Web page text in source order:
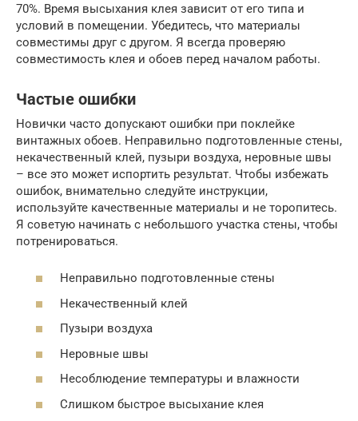
70%. Время высыхания клея зависит от его типа и
условий в помещении. Убедитесь, что материалы
совместимы друг с другом. Я всегда проверяю
совместимость клея и обоев перед началом работы.
Частые ошибки
Новички часто допускают ошибки при поклейке
винтажных обоев. Неправильно подготовленные стены,
некачественный клей, пузыри воздуха, неровные швы
– все это может испортить результат. Чтобы избежать
ошибок, внимательно следуйте инструкции,
используйте качественные материалы и не торопитесь.
Я советую начинать с небольшого участка стены, чтобы
потренироваться.
Неправильно подготовленные стены
Некачественный клей
Пузыри воздуха
Неровные швы
Несоблюдение температуры и влажности
Слишком быстрое высыхание клея